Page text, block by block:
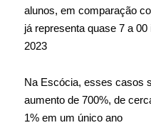
alunos, em comparação
já representa quase 7 a
2023
Na Escócia, esses casos
aumento de 700%, de
1% em um único ano